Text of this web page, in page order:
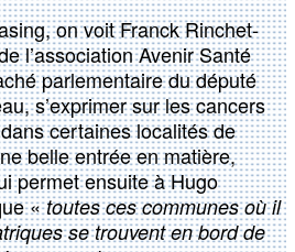
on voit Franck Rinchet-
l’association Avenir Santé
parlementaire du député
s’exprimer sur les cancers
certaines localités de
belle entrée en matière,
permet ensuite à Hugo
«toutes ces communes où il
se trouvent en bord de